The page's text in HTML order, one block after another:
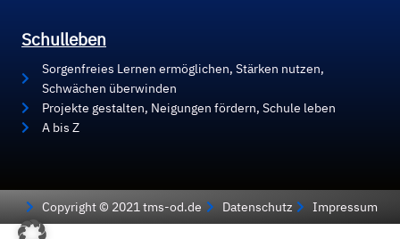
Schulleben
Sorgenfreies Lernen ermöglichen, Stärken nutzen,
Schwächen überwinden
Projekte gestalten, Neigungen fördern, Schule leben
A bis Z
Copyright © 2021 tms-od.de Datenschutz Impressum